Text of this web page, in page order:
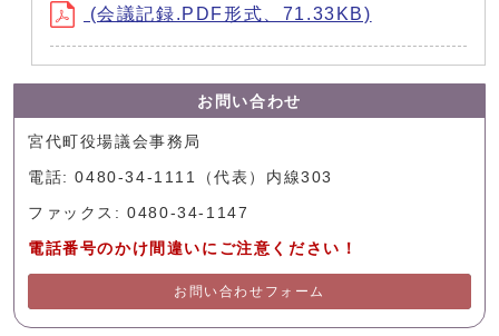
(会議記録.PDF形式、71.33KB)
お問い合わせ
宮代町役場議会事務局
電話: 0480-34-1111（代表）内線303
ファックス: 0480-34-1147
電話番号のかけ間違いにご注意ください！
お問い合わせフォーム